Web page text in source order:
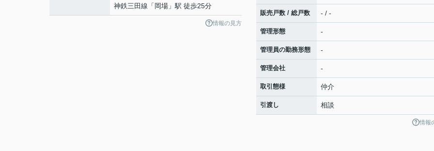
神鉄三田線 「 岡場 」駅 徒歩25分
情報の見方
販売戸数 / 総戸数 - / -
管理形態 -
管理員の勤務形態 -
管理会社 -
取引態様 仲介
引渡し 相談
情報